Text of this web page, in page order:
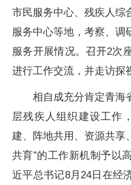
市民服务中心、残疾人综
服务中心等地，考察、调
服务开展情况。召开2次
进行工作交流，并走访探
相自成充分肯定青海
层残疾人组织建设工作
建、阵地共用、资源共享
共育”的工作新机制予以
近平总书记8月24日在经